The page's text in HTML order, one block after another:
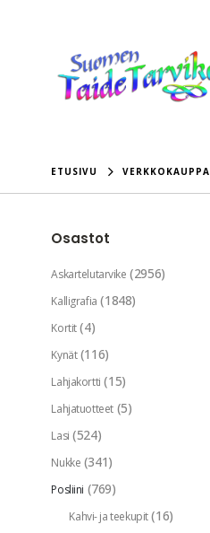
ETUSIVU VERKKOKAUPPA
Osastot
Askartelutarvike (2956)
Kalligrafia (1848)
Kortit (4)
Kynät (116)
Lahjakortti (15)
Lahjatuotteet (5)
Lasi (524)
Nukke (341)
Posliini (769)
Kahvi- ja teekupit (16)